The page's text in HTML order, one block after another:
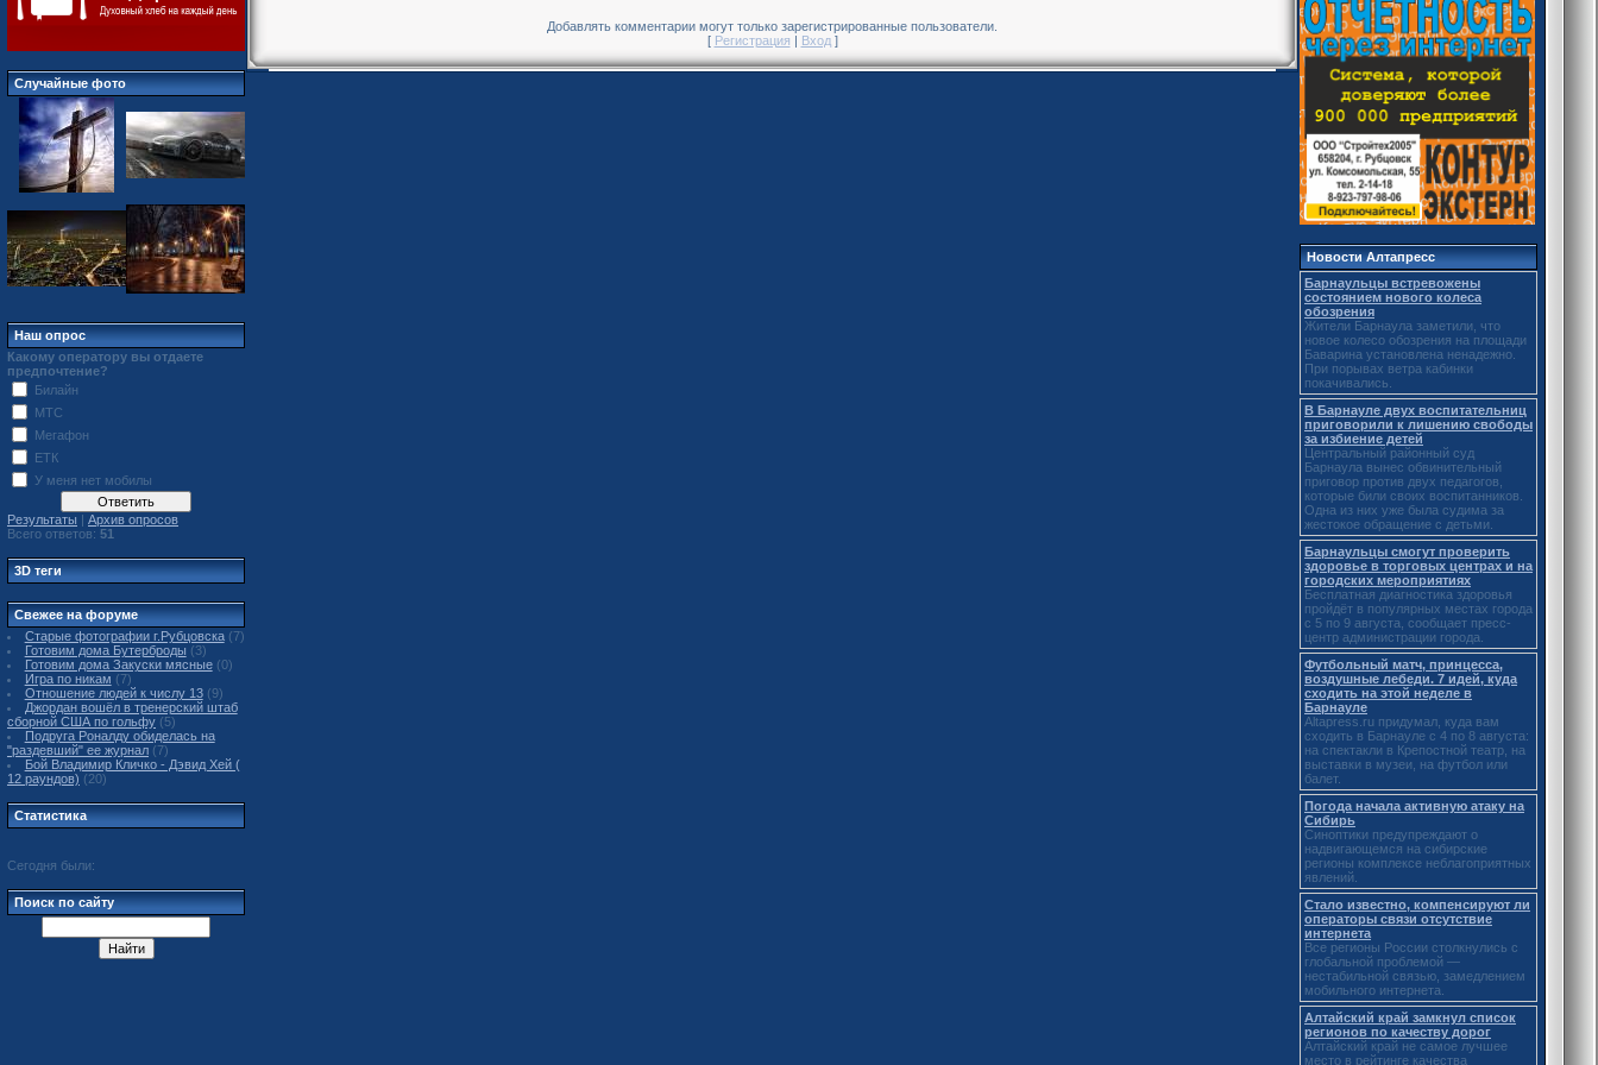
Случайные фото
Наш опрос
Какому оператору вы отдаете
предпочтение?
Билайн
МТС
Мегафон
ЕТК
У меня нет мобилы
Результаты | Архив опросов
Всего ответов: 51
3D теги
Свежее на форуме
Старые фотографии г.Рубцовска (7)
Готовим дома Бутерброды (3)
Готовим дома Закуски мясные (0)
Игра по никам (7)
Отношение людей к числу 13 (9)
Джордан вошёл в тренерский штаб
сборной США по гольфу (5)
Подруга Роналду обиделась на
"раздевший" ее журнал (7)
Бой Владимир Кличко - Дэвид Хей (
12 раундов) (20)
Статистика
Сегодня были:
Поиск по сайту
Добавлять комментарии могут только зарегистрированные пользователи.
[ Регистрация Вход]
Новости Алтапресс
Барнаульцы встревожены
состоянием нового колеса
обозрения
Жители Барнаула заметили, что
новое колесо обозрения на площади
Баварина установлена ненадежно.
При порывах ветра кабинки
покачивались.
В Барнауле двух воспитательниц
приговорили к лишению свободы
за избиение детей
Центральный районный суд
Барнаула вынес обвинительный
приговор против двух педагогов,
которые били своих воспитанников.
Одна из них уже была судима за
жестокое обращение с детьми.
Барнаульцы смогут проверить
здоровье в торговых центрах и на
городских мероприятиях
Бесплатная диагностика здоровья
пройдёт в популярных местах города
с 5 по 9 августа, сообщает пресс-
центр администрации города.
Футбольный матч, принцесса,
воздушные лебеди. 7 идей, куда
сходить на этой неделе в
Барнауле
Altapress.ru придумал, куда вам
сходить в Барнауле с 4 по 8 августа:
на спектакли в Крепостной театр, на
выставки в музеи, на футбол или
балет.
Погода начала активную атаку на
Сибирь
Синоптики предупреждают о
надвигающемся на сибирские
регионы комплексе неблагоприятных
явлений.
Стало известно, компенсируют ли
операторы связи отсутствие
интернета
Все регионы России столкнулись с
глобальной проблемой —
нестабильной связью, замедлением
мобильного интернета.
Алтайский край замкнул список
регионов по качеству дорог
Алтайский край не самое лучшее
место в рейтинге качества